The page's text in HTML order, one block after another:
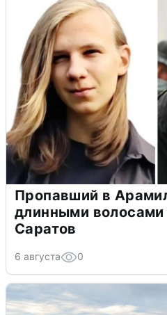
Пропавший в
длинными волосами
Саратов
6 августа 0